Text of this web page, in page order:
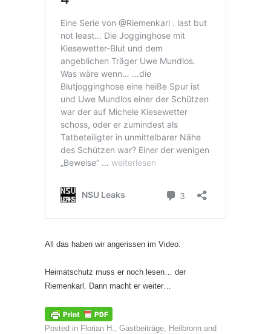
All das haben wir angerissen im Video.
Heimatschutz muss er noch lesen… der
Riemenkarl. Dann macht er weiter…
Posted in Florian H., Gastbeiträge, Heilbronn and